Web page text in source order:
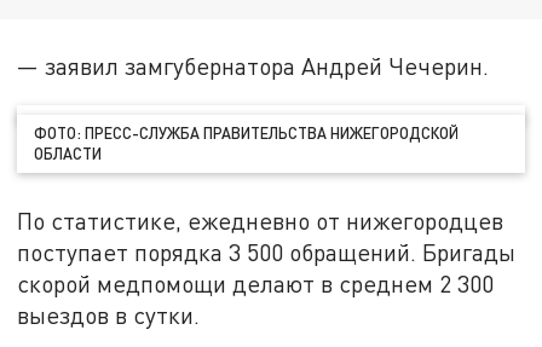
— заявил замгубернатора Андрей Чечерин.
ФОТО: ПРЕСС-СЛУЖБА ПРАВИТЕЛЬСТВА НИЖЕГОРОДСКОЙ
ОБЛАСТИ
По статистике, ежедневно от нижегородцев
поступает порядка 3 500 обращений. Бригады
скорой медпомощи делают в среднем 2 300
выездов в сутки.